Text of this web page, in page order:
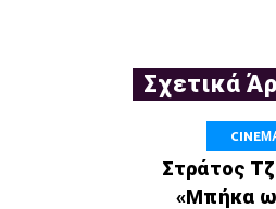
Σχετικά
Στράτος
«Μπήκα